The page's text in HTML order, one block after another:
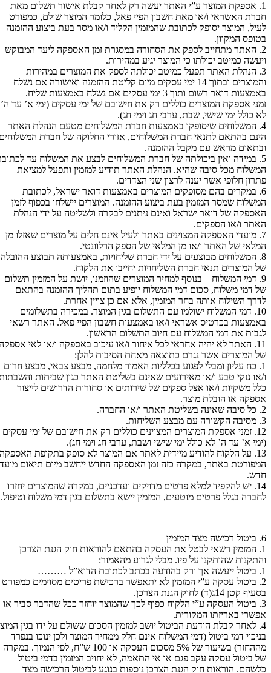
1. אספקת המוצר ע”י האתר יעשה רק לאחר קבלת אישור תשלום מאת
חברת האשראי ו/או מאת חשבון הפיי פאל, כלומר המוצר שולם, כמפורט
לעיל, המוצר יסופק לכתובת שהמזמין הקליד ו/או מסר בעת ביצוע ההזמנה
בטופס המקוון.
2. האתר מתחייב לספק את הסחורה במסגרת זמן האספקה ליעד המבוקש
ויעשה כמיטב יכולתו כי המוצר יגיע במהירות.
3. הנהלת האתר תפעל כמיטב יכולתה לספק את המוצרים במהירות
והמוצרים ובתוך 14 ימי עסקים מיום קליטת ההזמנה ואישורה אם נשלח
באמצעות דואר רשום ותוך 3 ימי עסקים אם נשלח באמצעות שליח.
זמני אספקת המוצרים כוללים רק את חישובם של ימי עסקים (ימי א’ עד ה’,
לא כולל ימי שישי, שבת, ערבי חג וימי חג).
4. המשלוחים שיסופקו באמצעות חברת המשלוחים מטעם הנהלת האתר
הינם בהתאם לתנאי חברת המשלוחים, אזורי החלוקה של חברת המשלוחים
ובתאום מראש עם מקבל ההזמנה.
5. במידה ואין ביכולתה של חברת המשלוחים לבצע את המשלוח עד לכתובת
המשלוח מכל סיבה שהיא. הנהלת האתר תודיע למזמין ותפעל למציאת
פתרון חלופי אשר יענה לרצון שני הצדדים.
6. במקרים בהם מסופקים המוצרים באמצעות דואר ישראל, לכתובת
המשלוח שמסר המזמין בעת ביצוע ההזמנה. המוצרים יישלחו בכפוף לזמן
האספקה של דואר ישראל ואינם ניתנים לבקרה ולשליטה על ידי הנהלת
האתר ו/או הספקים.
7. מועדי האספקה המצוינים באתר ולעיל אינם חלים על מוצרים שאזלו מן
המלאי של האתר ו/או מן המלאי של הספק הרלוונטי.
8. המשלוחים מבוצעים על ידי חברת שליחויות, באמצעותה תבוצע ההובלה
של המוצרים תנאי חברת השליחויות יחייבו את הלקוח.
9. דמי המשלוח – בנוסף למחיר המוצרים שהוזמנו, יושת על המזמין תשלום
של דמי משלוח, סכום דמי המשלוח יופיע בתום תהליך ההזמנה בהתאם
לדרך השילוח אותה בחר המזמין, אלא אם כן צויין אחרת.
10. דמי המשלוח ישולמו עם התשלום בגין המוצר. במכירה בתשלומים
באמצעות בכרטיס אשראי ו/או באמצעות חשבון הפיי פאל. האתר רשאי
לגבות את דמי המשלוח עם חיוב התשלום הראשון.
11. האתר לא יהיה אחראי לכל איחור ו/או עיכוב באספקה ו/או לאי אספקה
של המוצרים אשר נגרם כתוצאה מאחת הסיבות להלן:
1. כח עליון ומבלי לפגוע בכלליות האמור מלחמה, מבצע צבאי, מבצע חרום
ו/או נזקי טבע ו/או מאירועים שאינם בשליטת האתר כגון שביתות והשבתות
כלל משקיות ו/או אצל ספקים של שירותים או סחורות הדרושים לייצור
אספקה או הובלת מוצר.
12. זמני אספקת המוצרים המצוינים כוללים רק את חישובם של ימי עסקים
(ימי א’ עד ה’ לא כולל ימי שישי ושבת, ערבי חג וימי חג).
13. על הלקוח להודיע מיידית לאתר אם המוצר לא סופק בתקופת האספקה
המפורטת באתר, במקרה כזה זמן האספקה החדש ייחשב מיום תיאום מועד
חדש.
14. יש להקפיד למלא פרטים מדויקים ועדכניים, במקרה שהמוצרים יחזרו
לחברה בגלל פרטים מוטעים, המזמין יישא בתשלום בגין דמי משלוח וטיפול.
1. המזמין רשאי לבטל את העסקה בהתאם להוראות חוק הגנת הצרכן
והתקנות שהותקנו על פיו. מבלי לגרוע מהאמור:
2. ביטול עסקה ע”י המזמין לא יתאפשר ברכישת פריטים מסוימים כמפורט
בסעיף קטן 14ג(ד) לחוק הגנת הצרכן.
3. ביטול העסקה ע”י הלקוח כפוף לכך שהמוצר יוחזר ככל שהדבר סביר או
אפשרי באריזתו המקורית.
4. לאחר קבלת הודעת הביטול יושב למזמין הסכום ששולם על ידו בגין המוצר
בניכוי דמי ביטול (דמי המשלוח אינם חלק ממחיר המוצר ולכן ינוכו בנפרד
מההחזר) בשיעור של 5% מסכום העסקה או 100 ש”ח, לפי הנמוך. במקרה
של ביטול עסקה עקב פגם או אי התאמה, לא יחויב המזמין בדמי ביטול
כלשהם. הוראות חוק הגנת הצרכן נוספות בנוגע לביטול הרכישה מצד